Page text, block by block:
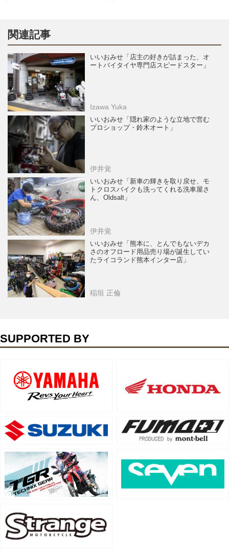
関連記事
いいおみせ「店主の好きが詰まった、オ
ートバイタイヤ専門店スピードスター」
Izawa Yuka
いいおみせ「隠れ家のような立地で営む
プロショップ・鈴木オート」
伊井覚
いいおみせ「新車の輝きを取り戻せ、モ
トクロスバイクも洗ってくれる洗車屋さ
ん、Oldsalt」
伊井覚
いいおみせ「熊本に、とんでもないデカ
さのオフロード用品売り場が誕生してい
たライコランド熊本インター店」
稲垣 正倫
SUPPORTED BY